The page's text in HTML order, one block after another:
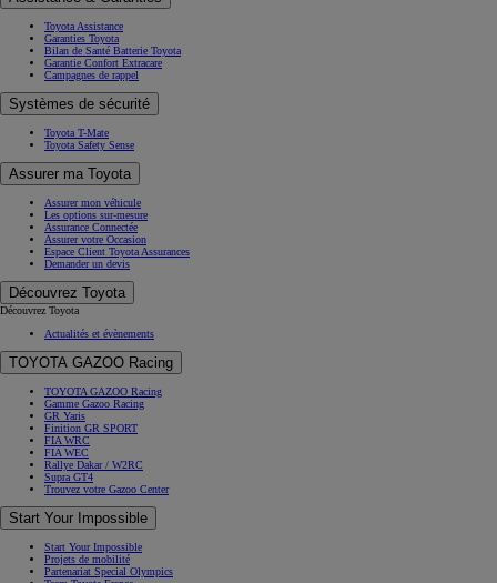
Toyota Assistance
Garanties Toyota
Bilan de Santé Batterie Toyota
Garantie Confort Extracare
Campagnes de rappel
Systèmes de sécurité
Toyota T-Mate
Toyota Safety Sense
Assurer ma Toyota
Assurer mon véhicule
Les options sur-mesure
Assurance Connectée
Assurer votre Occasion
Espace Client Toyota Assurances
Demander un devis
Découvrez Toyota
Découvrez Toyota
Actualités et évènements
TOYOTA GAZOO Racing
TOYOTA GAZOO Racing
Gamme Gazoo Racing
GR Yaris
Finition GR SPORT
FIA WRC
FIA WEC
Rallye Dakar / W2RC
Supra GT4
Trouvez votre Gazoo Center
Start Your Impossible
Start Your Impossible
Projets de mobilité
Partenariat Special Olympics